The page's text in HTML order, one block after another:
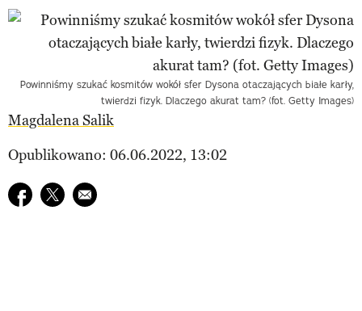
Powinniśmy szukać kosmitów wokół sfer Dysona otaczających białe karły,
twierdzi fizyk. Dlaczego akurat tam? (fot. Getty Images)
Magdalena Salik
Opublikowano: 06.06.2022, 13:02
Udostępnij na facebook
Udostępnij na twitter
E-mail do przyjaciela